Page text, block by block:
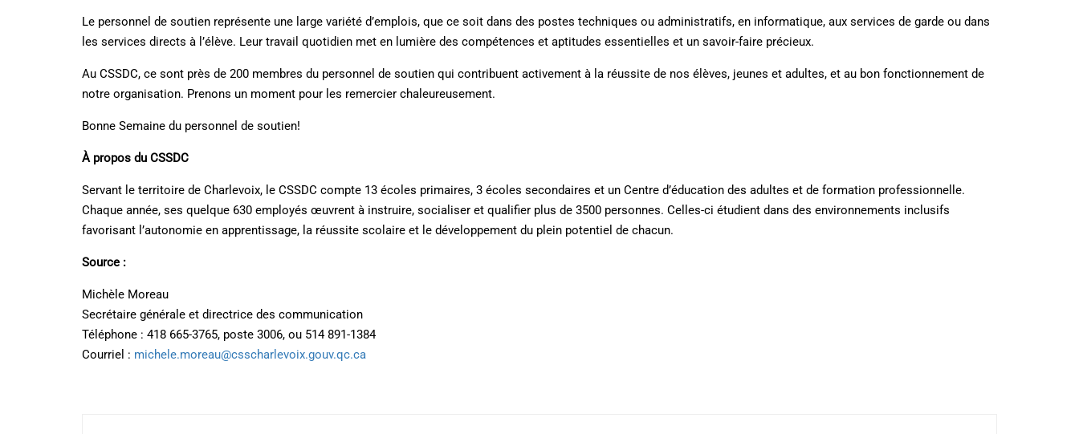
Le personnel de soutien représente une large variété d’emplois, que ce soit dans des postes techniques ou administratifs, en informatique, aux services de garde ou dans
les services directs à l’élève. Leur travail quotidien met en lumière des compétences et aptitudes essentielles et un savoir-faire précieux.
Au CSSDC, ce sont près de 200 membres du personnel de soutien qui contribuent activement à la réussite de nos élèves, jeunes et adultes, et au bon fonctionnement de
notre organisation. Prenons un moment pour les remercier chaleureusement.
Bonne Semaine du personnel de soutien!
À propos du CSSDC
Servant le territoire de Charlevoix, le CSSDC compte 13 écoles primaires, 3 écoles secondaires et un Centre d’éducation des adultes et de formation professionnelle.
Chaque année, ses quelque 630 employés œuvrent à instruire, socialiser et qualifier plus de 3500 personnes. Celles-ci étudient dans des environnements inclusifs
favorisant l’autonomie en apprentissage, la réussite scolaire et le développement du plein potentiel de chacun.
Source :
Michèle Moreau
Secrétaire générale et directrice des communication
Téléphone : 418 665-3765, poste 3006, ou 514 891-1384
Courriel : michele.moreau@csscharlevoix.gouv.qc.ca